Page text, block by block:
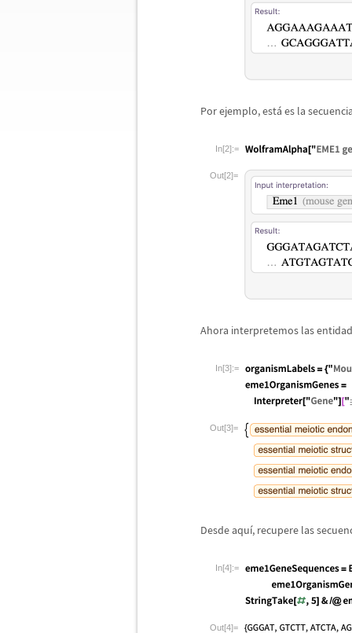
Por ejemplo, está es la
In[2]:=
Out[2]=
Ahora interpretemos las
In[3]:=
Out[3]=
Desde aquí, recupere las
In[4]:=
Out[4]=